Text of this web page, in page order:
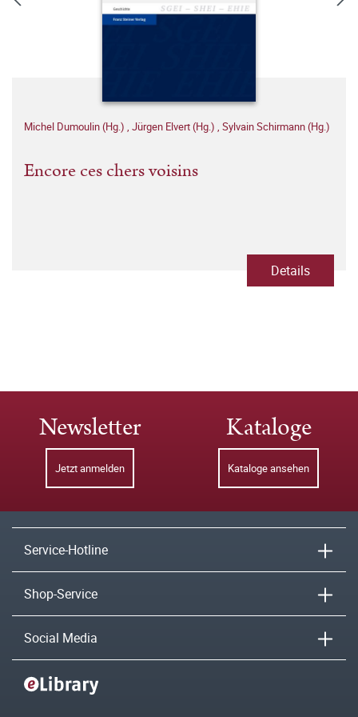
Michel Dumoulin (Hg.) , Jürgen Elvert (Hg.) , Sylvain Schirmann (Hg.)
Encore ces chers voisins
Details
Newsletter
Jetzt anmelden
Kataloge
Kataloge ansehen
Service-Hotline
Shop-Service
Social Media